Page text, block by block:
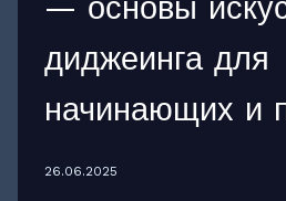
— основы
диджеинга для
начинающих и
26.06.2025